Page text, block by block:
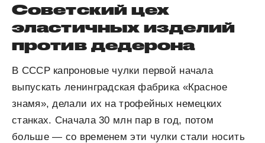
Советский цех
эластичных изделий
против дедерона
В СССР капроновые чулки первой начала
выпускать ленинградская фабрика «Красное
знамя», делали их на трофейных немецких
станках. Сначала 30 млн пар в год, потом
больше — со временем эти чулки стали носить